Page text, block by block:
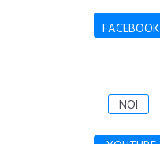
FACEBOOK
NOI